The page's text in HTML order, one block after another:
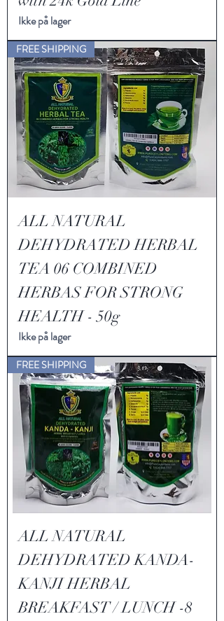
Ikke på lager
FREE SHIPPING
ALL NATURAL
DEHYDRATED HERBAL
TEA 06 COMBINED
HERBAS FOR STRONG
HEALTH - 50g
Ikke på lager
FREE SHIPPING
ALL NATURAL
DEHYDRATED KANDA-
KANJI HERBAL
BREAKFAST / LUNCH -8